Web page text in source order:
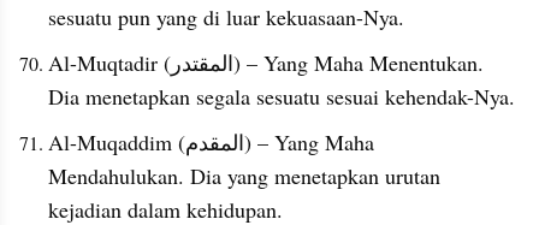
sesuatu pun yang di luar kekuasaan-Nya.
Al-Muqtadir (المقتدر) – Yang Maha Menentukan.
Dia menetapkan segala sesuatu sesuai kehendak-Nya.
Al-Muqaddim (المقدم) – Yang Maha
Mendahulukan. Dia yang menetapkan urutan
kejadian dalam kehidupan.